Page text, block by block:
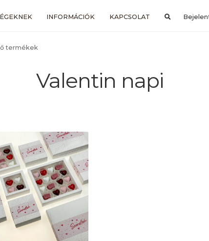
INFORMÁCIÓK KAPCSOLAT
termékek
Valentin napi